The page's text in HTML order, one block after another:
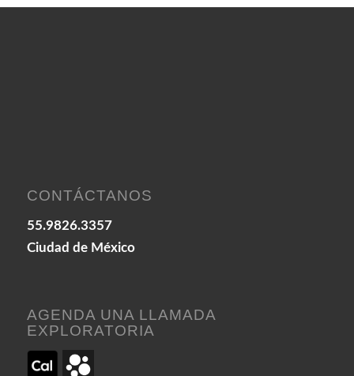
CONTÁCTANOS
55.9826.3357
Ciudad de México
AGENDA UNA LLAMADA
EXPLORATORIA